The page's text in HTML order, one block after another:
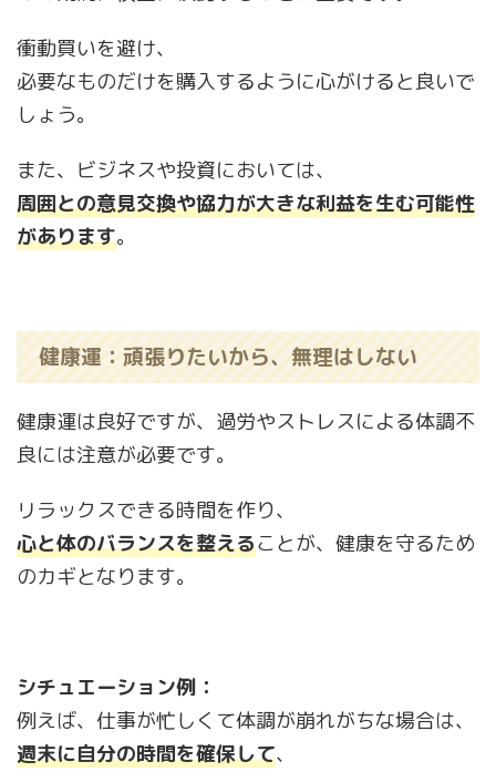
衝動買いを避け、
必要なものだけを購入するように心がけると良いで
しょう。
また、ビジネスや投資においては、
周囲との意見交換や協力が大きな利益を生む可能性
があります。
健康運：頑張りたいから、無理はしない
健康運は良好ですが、過労やストレスによる体調不
良には注意が必要です。
リラックスできる時間を作り、
心と体のバランスを整えることが、健康を守るため
のカギとなります。
シチュエーション例：
例えば、仕事が忙しくて体調が崩れがちな場合は、
週末に自分の時間を確保して、